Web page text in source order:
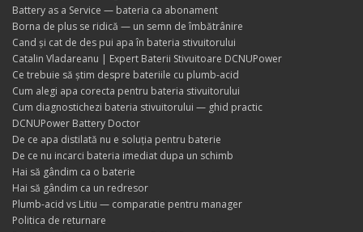
Battery as a Service — bateria ca abonament
Borna de plus se ridică — un semn de îmbătrânire
Cand și cat de des pui apa în bateria stivuitorului
Catalin Vladareanu | Expert Baterii Stivuitoare DCNUPower
Ce trebuie să știm despre bateriile cu plumb-acid
Cum alegi apa corecta pentru bateria stivuitorului
Cum diagnostichezi bateria stivuitorului — ghid practic
DCNUPower Battery Doctor
De ce apa distilată nu e soluția pentru baterie
De ce nu incarci bateria imediat dupa un schimb
Hai să gândim ca o baterie
Hai să gândim ca un redresor
Plumb-acid vs Litiu — comparatie pentru manager
Politica de returnare